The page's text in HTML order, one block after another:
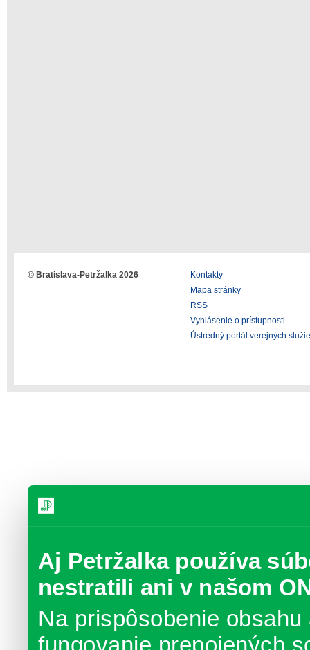
Aj Petržalka používa
nestratili ani v našom
Na prispôsobenie
© Bratislava-Petržalka 2026
Kontakty
Mapa stránky
RSS
Vyhlásenie o prístupnosti
Ústredný portál verejných